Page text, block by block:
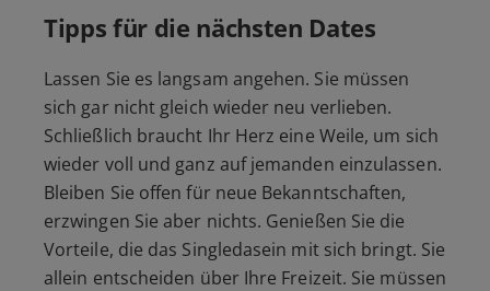
Tipps für die nächsten Dates
Lassen Sie es langsam angehen. Sie müssen
sich gar nicht gleich wieder neu verlieben.
Schließlich braucht Ihr Herz eine Weile, um sich
wieder voll und ganz auf jemanden einzulassen.
Bleiben Sie offen für neue Bekanntschaften,
erzwingen Sie aber nichts. Genießen Sie die
Vorteile, die das Singledasein mit sich bringt. Sie
allein entscheiden über Ihre Freizeit. Sie müssen